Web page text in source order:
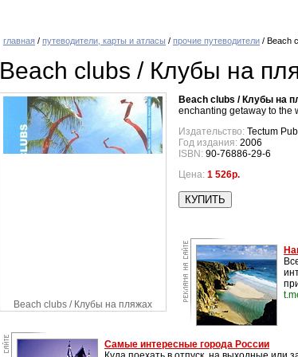
главная / путеводители, карты и атласы / прочие путеводители / Beach
Beach clubs / Клубы на
Beach clubs / Клубы на пляжах
Beach clubs / Клубы на
enchanting getaway to the
Издательство: Tectum
Год издания: 2006
ISBN: 90-76886-29-6
Цена: 1 526р.
Самые интересные города России